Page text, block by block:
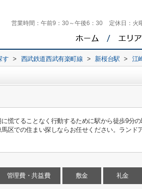
営業時間： 午前9：30～午後6：30 定休日： 火
す > 西武鉄道西武有楽町線 > 新桜台駅 > 江
慌てることなく行動するために駅から徒歩9分
区での住まい探しならお任せください。ラン
管理費・共益費 敷金 礼金